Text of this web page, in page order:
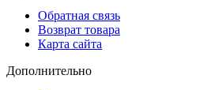
Обратная связь
Возврат товара
Карта сайта
Дополнительно